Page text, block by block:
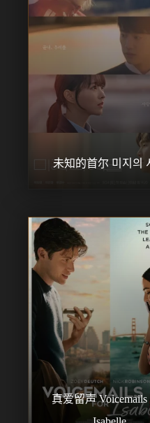
未知的首尔 미지의
真爱留声 Voicemails